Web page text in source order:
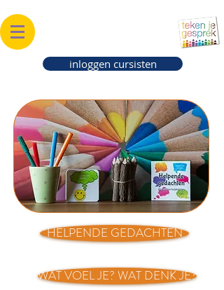
inloggen cursisten
HELPENDE GEDACHTEN
WAT VOEL JE? WAT DENK JE?